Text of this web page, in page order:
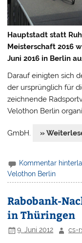
Hauptstadt statt
Meisterschaft 2016
Juni 2016 in Berlin
Darauf einigten sich
der ursprünglich für
zeichnende
Velothon Berlin
GmbH. »
Kommentar
Velothon Berlin
Rabobank-
in Thüringen
9. Juni 2012 cs-